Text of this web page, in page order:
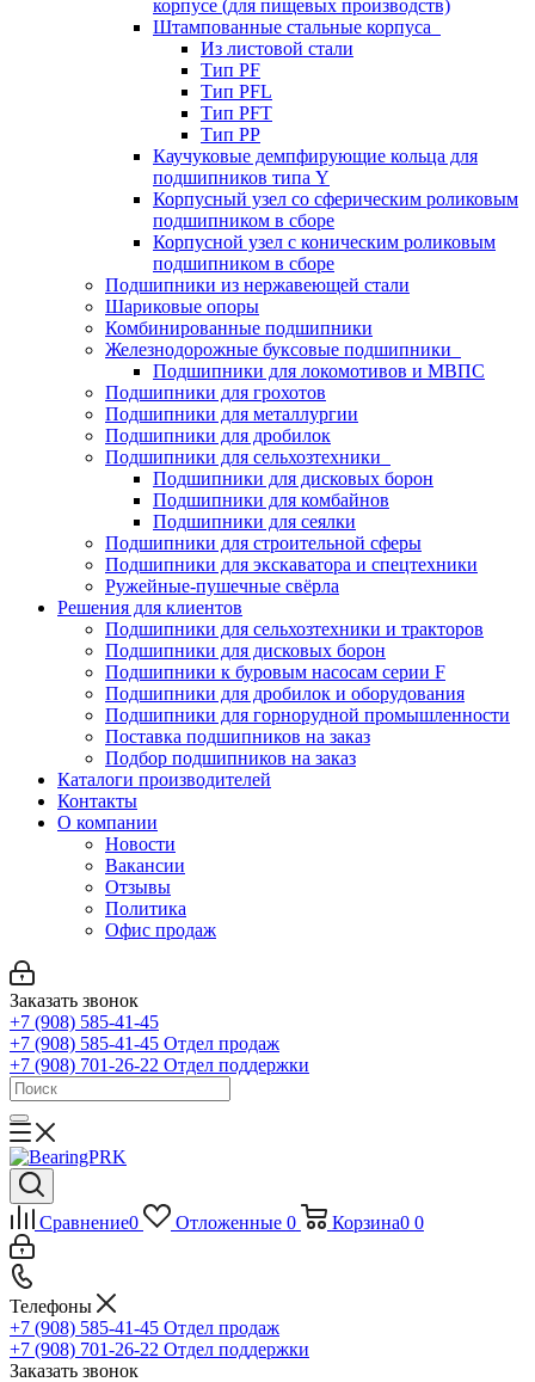
корпусе (для пищевых производств)
Штампованные стальные корпуса
Из листовой стали
Тип PF
Тип PFL
Тип PFT
Тип PP
Каучуковые демпфирующие кольца для
подшипников типа Y
Корпусный узел со сферическим роликовым
подшипником в сборе
Корпусной узел с коническим роликовым
подшипником в сборе
Подшипники из нержавеющей стали
Шариковые опоры
Комбинированные подшипники
Железнодорожные буксовые подшипники
Подшипники для локомотивов и МВПС
Подшипники для грохотов
Подшипники для металлургии
Подшипники для дробилок
Подшипники для сельхозтехники
Подшипники для дисковых борон
Подшипники для комбайнов
Подшипники для сеялки
Подшипники для строительной сферы
Подшипники для экскаватора и спецтехники
Ружейные-пушечные свёрла
Решения для клиентов
Подшипники для сельхозтехники и тракторов
Подшипники для дисковых борон
Подшипники к буровым насосам серии F
Подшипники для дробилок и оборудования
Подшипники для горнорудной промышленности
Поставка подшипников на заказ
Подбор подшипников на заказ
Каталоги производителей
Контакты
О компании
Новости
Вакансии
Отзывы
Политика
Офис продаж
Заказать звонок
+7 (908) 585-41-45
+7 (908) 585-41-45 Отдел продаж
+7 (908) 701-26-22 Отдел поддержки
Сравнение0 Отложенные 0 Корзина0 0
Телефоны
+7 (908) 585-41-45 Отдел продаж
+7 (908) 701-26-22 Отдел поддержки
Заказать звонок